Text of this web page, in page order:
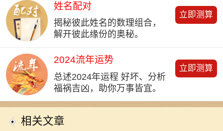
姓名配对
揭秘彼此姓名的数理组合，
解开彼此缘份的奥秘。
立即测算
2024流年运势
总述2024年运程 好坏、分析
福祸吉凶，助你万事皆宜。
立即测算
相关文章